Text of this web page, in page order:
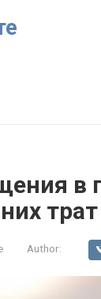
в
трат
Author: